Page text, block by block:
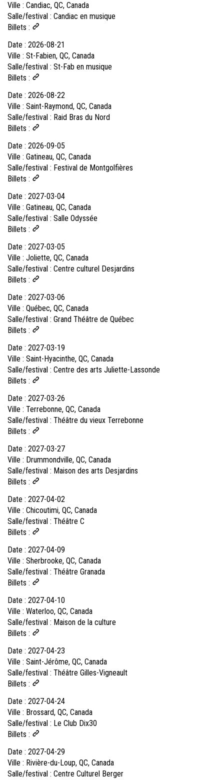
Ville : Candiac, QC, Canada
Salle/festival : Candiac en musique
Billets :
Date : 2026-08-21
Ville : St-Fabien, QC, Canada
Salle/festival : St-Fab en musique
Billets :
Date : 2026-08-22
Ville : Saint-Raymond, QC, Canada
Salle/festival : Raid Bras du Nord
Billets :
Date : 2026-09-05
Ville : Gatineau, QC, Canada
Salle/festival : Festival de Montgolfières
Billets :
Date : 2027-03-04
Ville : Gatineau, QC, Canada
Salle/festival : Salle Odyssée
Billets :
Date : 2027-03-05
Ville : Joliette, QC, Canada
Salle/festival : Centre culturel Desjardins
Billets :
Date : 2027-03-06
Ville : Québec, QC, Canada
Salle/festival : Grand Théâtre de Québec
Billets :
Date : 2027-03-19
Ville : Saint-Hyacinthe, QC, Canada
Salle/festival : Centre des arts Juliette-Lassonde
Billets :
Date : 2027-03-26
Ville : Terrebonne, QC, Canada
Salle/festival : Théâtre du vieux Terrebonne
Billets :
Date : 2027-03-27
Ville : Drummondville, QC, Canada
Salle/festival : Maison des arts Desjardins
Billets :
Date : 2027-04-02
Ville : Chicoutimi, QC, Canada
Salle/festival : Théâtre C
Billets :
Date : 2027-04-09
Ville : Sherbrooke, QC, Canada
Salle/festival : Théâtre Granada
Billets :
Date : 2027-04-10
Ville : Waterloo, QC, Canada
Salle/festival : Maison de la culture
Billets :
Date : 2027-04-23
Ville : Saint-Jérôme, QC, Canada
Salle/festival : Théâtre Gilles-Vigneault
Billets :
Date : 2027-04-24
Ville : Brossard, QC, Canada
Salle/festival : Le Club Dix30
Billets :
Date : 2027-04-29
Ville : Rivière-du-Loup, QC, Canada
Salle/festival : Centre Culturel Berger